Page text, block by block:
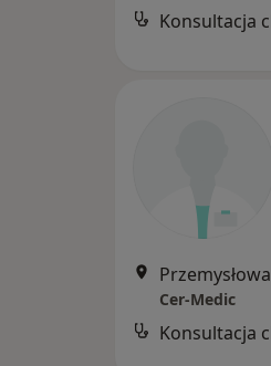
Konsultacja
Cer-Medic
Konsultacja